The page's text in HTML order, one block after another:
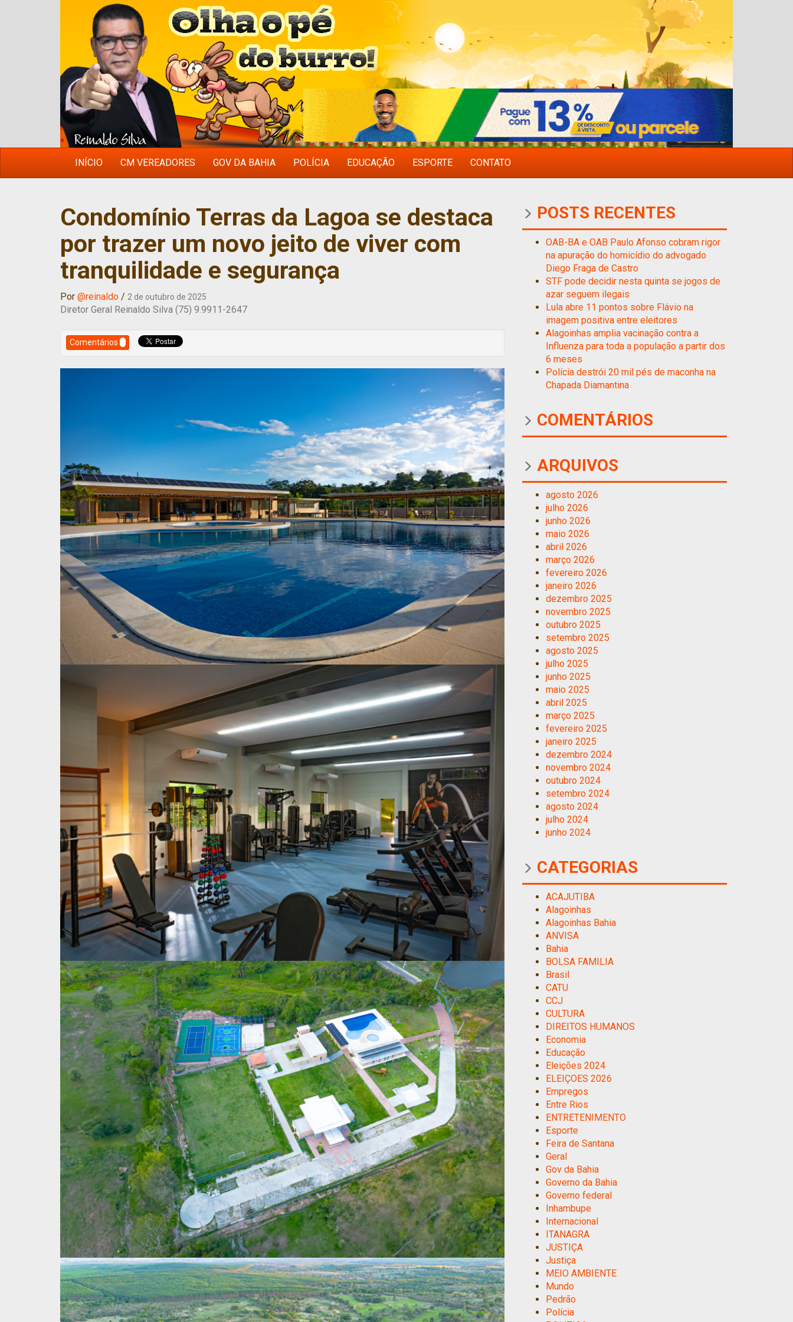
INÍCIO CM VEREADORES GOV DA BAHIA POLÍCIA EDUCAÇÃO ESPORTE CONTATO
Condomínio Terras da Lagoa se destaca
por trazer um novo jeito de viver com
tranquilidade e segurança
Por @reinaldo / 2 de outubro de 2025
Diretor Geral Reinaldo Silva (75) 9.9911-2647
Comentários
POSTS RECENTES
OAB-BA e OAB Paulo Afonso cobram rigor
na apuração do homicídio do advogado
Diego Fraga de Castro
STF pode decidir nesta quinta se jogos de
azar seguem ilegais
Lula abre 11 pontos sobre Flávio na
imagem positiva entre eleitores
Alagoinhas amplia vacinação contra a
Influenza para toda a população a partir dos
6 meses
Polícia destrói 20 mil pés de maconha na
Chapada Diamantina
COMENTÁRIOS
ARQUIVOS
agosto 2026
julho 2026
junho 2026
maio 2026
abril 2026
março 2026
fevereiro 2026
janeiro 2026
dezembro 2025
novembro 2025
outubro 2025
setembro 2025
agosto 2025
julho 2025
junho 2025
maio 2025
abril 2025
março 2025
fevereiro 2025
janeiro 2025
dezembro 2024
novembro 2024
outubro 2024
setembro 2024
agosto 2024
julho 2024
junho 2024
CATEGORIAS
ACAJUTIBA
Alagoinhas
Alagoinhas Bahia
ANVISA
Bahia
BOLSA FAMILIA
Brasil
CATU
CCJ
CULTURA
DIREITOS HUMANOS
Economia
Educação
Eleições 2024
ELEIÇOES 2026
Empregos
Entre Rios
ENTRETENIMENTO
Esporte
Feira de Santana
Geral
Gov da Bahia
Governo da Bahia
Governo federal
Inhambupe
Internacional
ITANAGRA
JUSTIÇA
Justiça
MEIO AMBIENTE
Mundo
Pedrão
Polícia